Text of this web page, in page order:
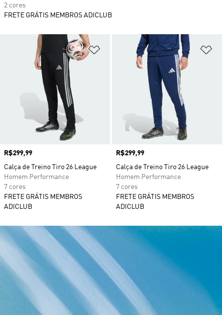
Adicionar à Lista de Desejos
Preço
R$299,99
Calça de Treino Tiro 26 League
Homem Performance
7 cores
FRETE GRÁTIS MEMBROS
ADICLUB
Preço
R$299,99
Calça de Treino Tiro 26 League
Homem Performance
7 cores
FRETE GRÁTIS MEMBROS
ADICLUB
2 cores
FRETE GRÁTIS MEMBROS ADICLUB